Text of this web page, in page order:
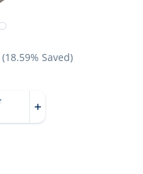
(18.59% Saved)